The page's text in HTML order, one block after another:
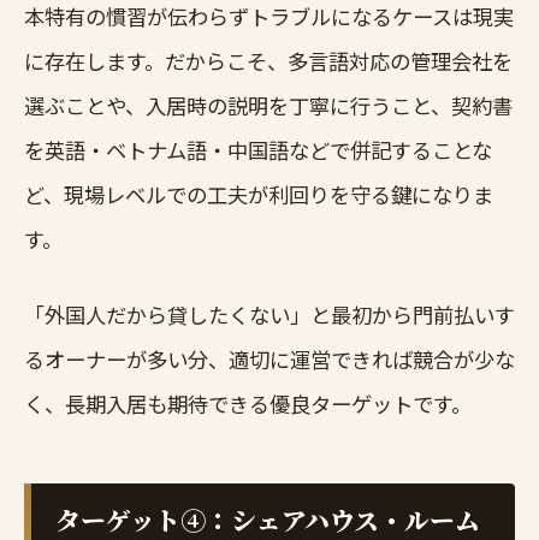
本特有の慣習が伝わらずトラブルになるケースは現実
に存在します。だからこそ、多言語対応の管理会社を
選ぶことや、入居時の説明を丁寧に行うこと、契約書
を英語・ベトナム語・中国語などで併記することな
ど、現場レベルでの工夫が利回りを守る鍵になりま
す。
「外国人だから貸したくない」と最初から門前払いす
るオーナーが多い分、適切に運営できれば競合が少な
く、長期入居も期待できる優良ターゲットです。
ターゲット④：シェアハウス・ルーム